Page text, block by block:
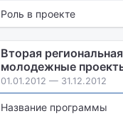
Роль в проекте
Вторая
молодежные
01.01.2012 — 31.12.2012
Название программы